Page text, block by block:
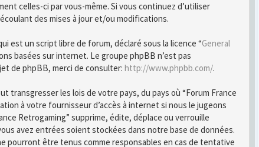
celles-ci par vous-même. Si vous continuez d’utiliser
des mises à jour et/ou modifications.
est un script libre de forum, déclaré sous la licence “General
basées sur internet. Le groupe phpBB n’est pas
de phpBB, merci de consulter: http://www.phpbb.com/.
transgresser les lois de votre pays, du pays où “Forum France
à votre fournisseur d’accès à internet si nous le jugeons
Retrogaming” supprime, édite, déplace ou verrouille
avez entrées soient stockées dans notre base de données.
pourront être tenus comme responsables en cas de tentative